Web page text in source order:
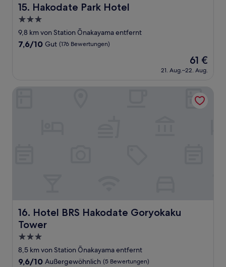
15. Hakodate Park Hotel
Hakodate Park Hotel
3.0-
Sterne-
Unterkunft
9,8 km von Station Ōnakayama entfernt
7.6
Bewertungen)
7,6/10 Gut (176 Bewertungen)
Der
Preis
beträgt
61 €
21. Aug.–22. Aug.
16. Hotel BRS Hakodate Goryokaku
Tower
Hotel BRS Hakodate Goryokaku Tower
3.0-
Sterne-
Unterkunft
8,5 km von Station Ōnakayama entfernt
9.6
9,6/10 Außergewöhnlich (5 Bewertungen)